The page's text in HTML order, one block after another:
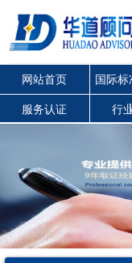
网站首页 国际标
服务认证 行